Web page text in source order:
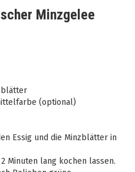
Minzgelee
(optional)
Essig und die Minzblätter in
Minuten lang kochen lassen.